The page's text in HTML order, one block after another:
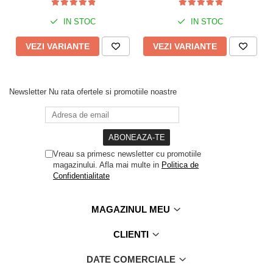
sexy, un look care evidentiaza bronzul. Fii in trend la plaja si
Recomandari:
evitarea produselor chimice de curatat, masina de uscat rufe,
Nu utilizati fierul de calcat.
80% Polyamid
20% Elastan
IN STOC
VEZI VARIANTE
IN STOC
VEZI VARIANTE
Newsletter Nu rata ofertele si promotiile noastre
Vreau sa primesc newsletter cu promotiile
magazinului. Afla mai multe in Politica de
Confidentialitate
MAGAZINUL MEU
CLIENTI
DATE COMERCIALE